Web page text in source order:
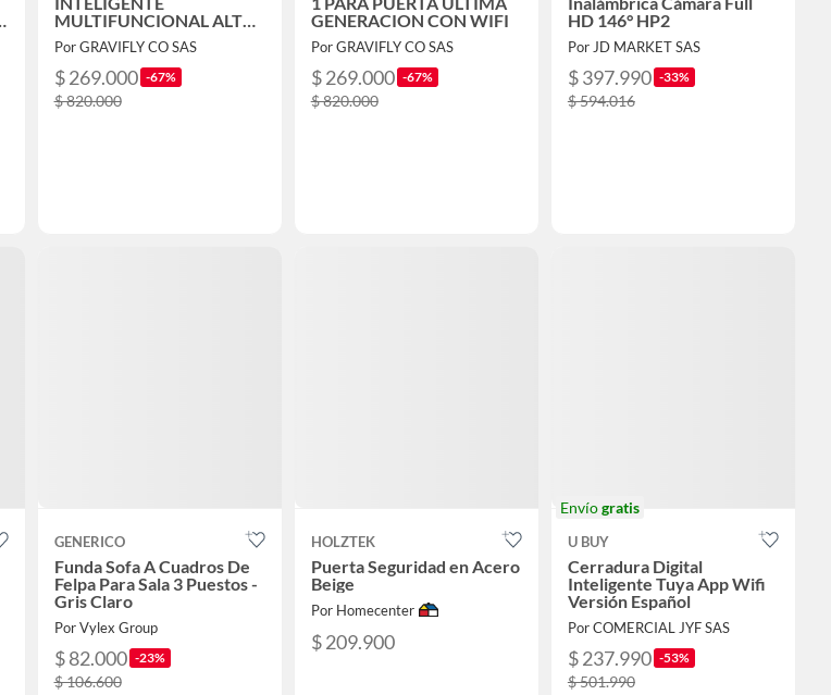
MULTIFUNCIONAL ALTA
SEGURIDAD
Por GRAVIFLY CO SAS
$ 269.000 -67%
$ 820.000
GENERACION CON WIFI
Por GRAVIFLY CO SAS
$ 269.000 -67%
$ 820.000
HD 146° HP2
Por JD MARKET SAS
$ 397.990 -33%
$ 594.016
GENERICO
Funda Sofa A Cuadros De
Felpa Para Sala 3 Puestos -
Gris Claro
Por Vylex Group
$ 82.000 -23%
$ 106.600
HOLZTEK
Puerta Seguridad en Acero
Beige
Por Homecenter
$ 209.900
Envíogratis
U BUY
Cerradura Digital
Inteligente Tuya App Wifi
Versión Español
Por COMERCIAL JYF SAS
$ 237.990 -53%
$ 501.990